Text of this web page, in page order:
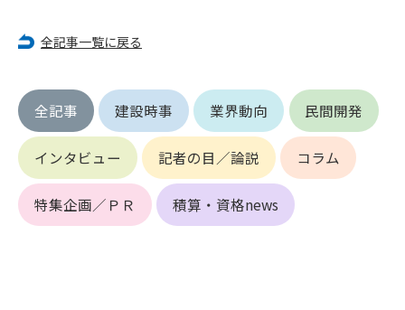
全記事一覧に戻る
全記事 建設時事 業界動向 民間開発
インタビュー 記者の目／論説 コラム
特集企画／ＰＲ 積算・資格news
(3) 会員申し込みの際、申告事項に虚偽があった場合
理を行わなかった場合
(5) その他管理者が会員とすることを不適当と判断した場合
2. 管理者は承認後であっても承認した会員が前項の何れかに該
当することが判明した場合、会員資格を取り消すことがあり
ます。
第5条（IDおよびパスワードの管理）